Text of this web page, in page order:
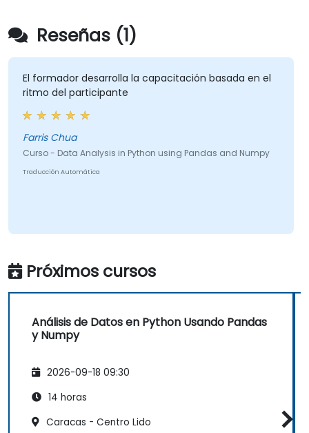
Reseñas (1)
El formador desarrolla la capacitación basada en el
ritmo del participante
Farris Chua
Curso - Data Analysis in Python using Pandas and Numpy
Traducción Automática
Próximos cursos
Análisis de Datos en Python Usando Pandas
y Numpy
2026-09-18 09:30
14 horas
Caracas - Centro Lido